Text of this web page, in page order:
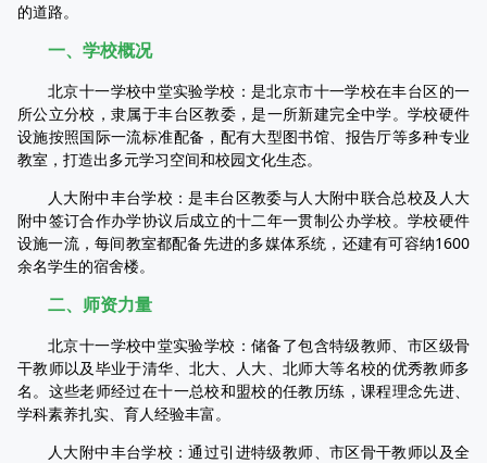
的道路。
一、学校概况
北京十一学校中堂实验学校：是北京市十一学校在丰台区的一
所公立分校，隶属于丰台区教委，是一所新建完全中学。学校硬件
设施按照国际一流标准配备，配有大型图书馆、报告厅等多种专业
教室，打造出多元学习空间和校园文化生态。
人大附中丰台学校：是丰台区教委与人大附中联合总校及人大
附中签订合作办学协议后成立的十二年一贯制公办学校。学校硬件
设施一流，每间教室都配备先进的多媒体系统，还建有可容纳1600
余名学生的宿舍楼。
二、师资力量
北京十一学校中堂实验学校：储备了包含特级教师、市区级骨
干教师以及毕业于清华、北大、人大、北师大等名校的优秀教师多
名。这些老师经过在十一总校和盟校的任教历练，课程理念先进、
学科素养扎实、育人经验丰富。
人大附中丰台学校：通过引进特级教师、市区骨干教师以及全